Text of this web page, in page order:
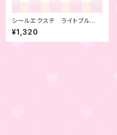
シールエクステ ライトブル
ー 4本セット
¥1,320